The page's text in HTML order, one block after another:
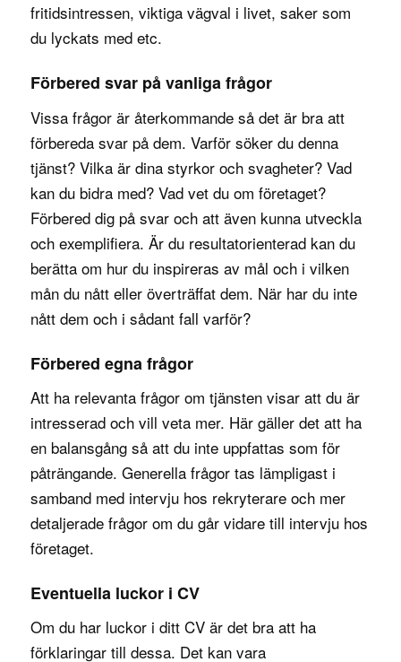
fritidsintressen, viktiga vägval i livet, saker som
du lyckats med etc.
Förbered svar på vanliga frågor
Vissa frågor är återkommande så det är bra att
förbereda svar på dem. Varför söker du denna
tjänst? Vilka är dina styrkor och svagheter? Vad
kan du bidra med? Vad vet du om företaget?
Förbered dig på svar och att även kunna utveckla
och exemplifiera. Är du resultatorienterad kan du
berätta om hur du inspireras av mål och i vilken
mån du nått eller överträffat dem. När har du inte
nått dem och i sådant fall varför?
Förbered egna frågor
Att ha relevanta frågor om tjänsten visar att du är
intresserad och vill veta mer. Här gäller det att ha
en balansgång så att du inte uppfattas som för
påträngande. Generella frågor tas lämpligast i
samband med intervju hos rekryterare och mer
detaljerade frågor om du går vidare till intervju hos
företaget.
Eventuella luckor i CV
Om du har luckor i ditt CV är det bra att ha
förklaringar till dessa. Det kan vara